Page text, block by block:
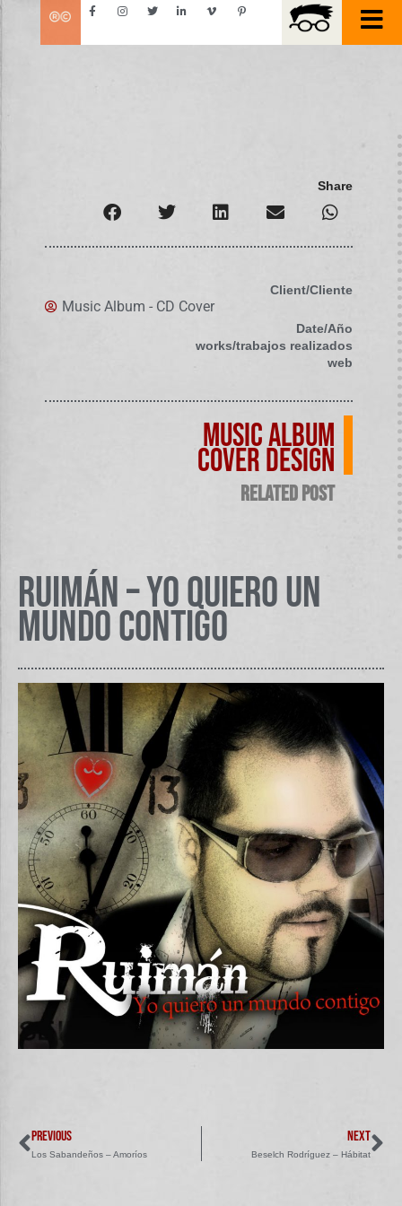
Share
Client/Cliente
Music Album - CD Cover
Date/Año
works/trabajos realizados
web
Music Album
Cover design
related post
Ruimán – Yo quiero un
mundo contigo
PREVIOUS
Los Sabandeños – Amoríos
NEXT
Beselch Rodríguez – Hábitat